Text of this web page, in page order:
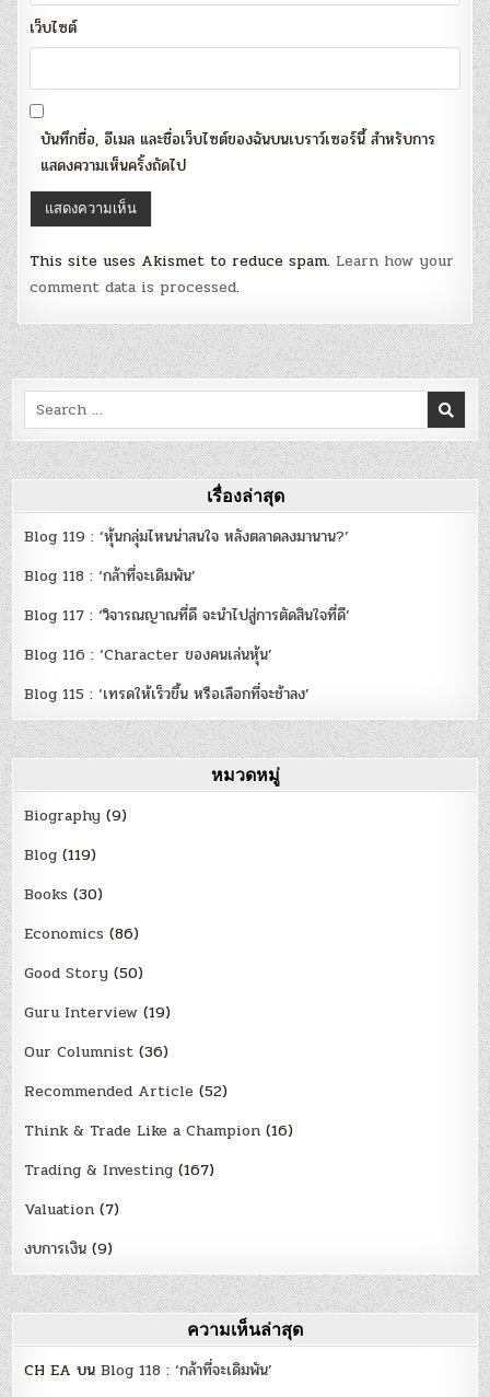
เว็บไซต์
บันทึกชื่อ, อีเมล และชื่อเว็บไซต์ของฉันบนเบราว์เซอร์นี้ สำหรับการ
แสดงความเห็นครั้งถัดไป
This site uses Akismet to reduce spam. Learn how your
comment data is processed.
Search
for:
เรื่องล่าสุด
Blog 119 : ‘หุ้นกลุ่มไหนน่าสนใจ หลังตลาดลงมานาน?’
Blog 118 : ‘กล้าที่จะเดิมพัน’
Blog 117 : ‘วิจารณญาณที่ดี จะนำไปสู่การตัดสินใจที่ดี’
Blog 116 : ‘Character ของคนเล่นหุ้น’
Blog 115 : ‘เทรดให้เร็วขึ้น หรือเลือกที่จะช้าลง’
หมวดหมู่
Biography (9)
Blog (119)
Books (30)
Economics (86)
Good Story (50)
Guru Interview (19)
Our Columnist (36)
Recommended Article (52)
Think & Trade Like a Champion (16)
Trading & Investing (167)
Valuation (7)
งบการเงิน (9)
ความเห็นล่าสุด
CH EA บนBlog 118 : ‘กล้าที่จะเดิมพัน’